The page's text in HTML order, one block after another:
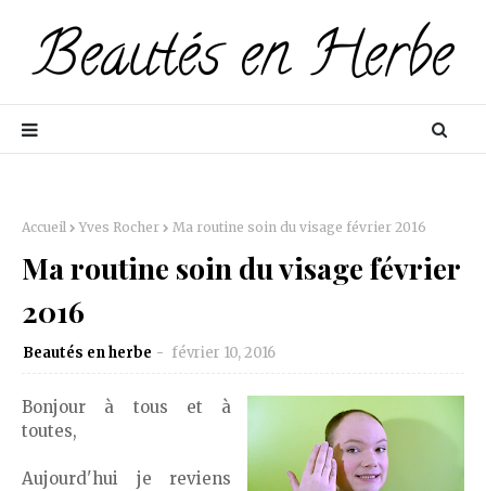
Accueil Yves Rocher Ma routine soin du visage février 2016
Ma routine soin du visage février
2016
Beautés en herbe février 10, 2016
Bonjour à tous et à
toutes,
Aujourd'hui je reviens